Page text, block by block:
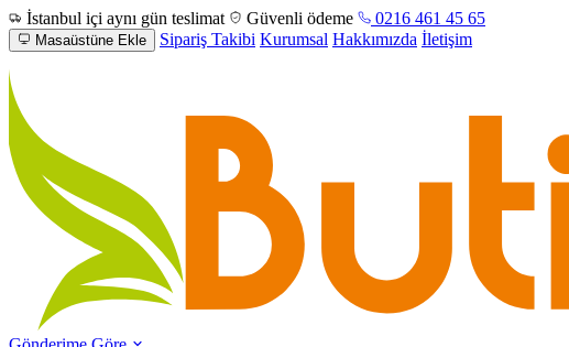
İstanbul içi aynı gün teslimat Güvenli ödeme 0216 461 45 65
Masaüstüne Ekle Sipariş Takibi Kurumsal Hakkımızda İletişim